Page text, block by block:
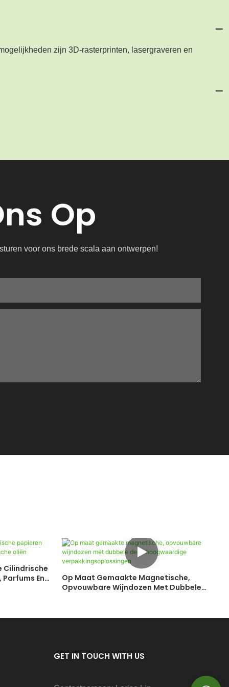
zijn 3D-rasterprinten, lasergraveren en
Op
voor ons brede scala aan ontwerpen!
Cilindrische
En
Op Maat Gemaakte Magnetische,
Opvouwbare Wijndozen Met Dubbele
GET IN TOUCH WITH US